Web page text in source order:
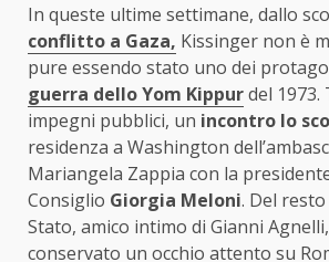
In queste ultime settimane, dallo
conflitto a Gaza, Kissinger non è
pure essendo stato uno dei
guerra dello Yom Kippurdel
impegni pubblici, un incontro lo
residenza a Washington
Mariangela Zappia con la
Consiglio Giorgia Meloni. Del
Stato, amico intimo di Gianni
conservato un occhio attento su